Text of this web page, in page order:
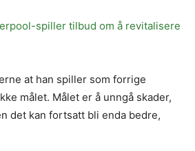
spiller tilbud om å revitalisere
at han spiller som forrige
målet. Målet er å unngå skader,
det kan fortsatt bli enda bedre,